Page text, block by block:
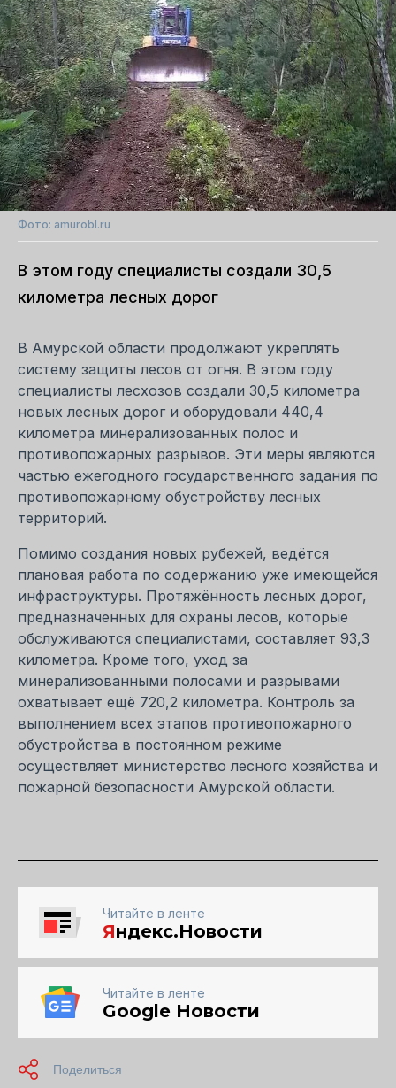
Фото: amurobl.ru
В этом году специалисты создали 30,5
километра лесных дорог
В Амурской области продолжают укреплять
систему защиты лесов от огня. В этом году
специалисты лесхозов создали 30,5 километра
новых лесных дорог и оборудовали 440,4
километра минерализованных полос и
противопожарных разрывов. Эти меры являются
частью ежегодного государственного задания по
противопожарному обустройству лесных
территорий.
Помимо создания новых рубежей, ведётся
плановая работа по содержанию уже имеющейся
инфраструктуры. Протяжённость лесных дорог,
предназначенных для охраны лесов, которые
обслуживаются специалистами, составляет 93,3
километра. Кроме того, уход за
минерализованными полосами и разрывами
охватывает ещё 720,2 километра. Контроль за
выполнением всех этапов противопожарного
обустройства в постоянном режиме
осуществляет министерство лесного хозяйства и
пожарной безопасности Амурской области.
Читайте в ленте
Яндекс.Новости
Читайте в ленте
Google Новости